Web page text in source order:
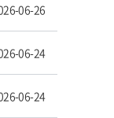
06-26
06-24
06-24